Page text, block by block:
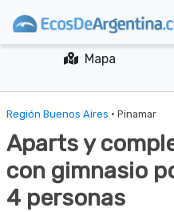
Mapa
Región Buenos Aires · Pinamar
Aparts y
con gimnasio
4 personas